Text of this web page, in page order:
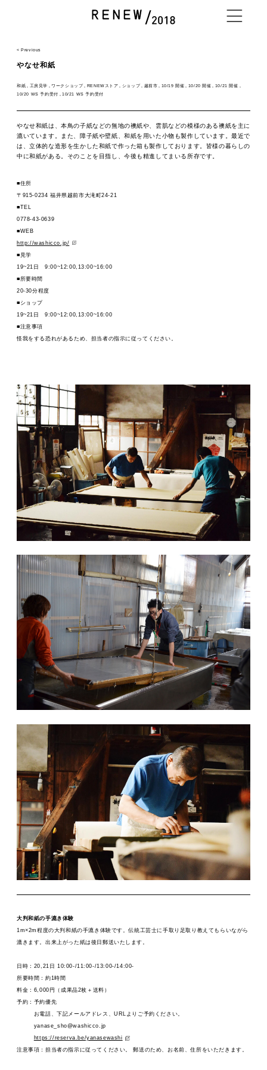
ABOUT
< Previous
やなせ和紙
和紙 工房見学 ワークショップ RENEWストア ショップ 越前市 10/19 開催 10/20 開催
10/21 開催
10/20 WS 予約受付
10/21 WS 予約受付
やなせ和紙は、本鳥の子紙などの無地の襖紙や、雲肌などの模様のある襖紙を主に
漉いています。また、障子紙や壁紙、和紙を用いた小物も製作しています。最近で
は、立体的な造形を生かした和紙で作った箱も製作しております。皆様の暮らしの
中に和紙がある。そのことを目指し、今後も精進してまいる所存です。
■住所
〒915-0234 福井県越前市大滝町24-21
■TEL
0778-43-0639
■WEB
http://washicco.jp/
■見学
19~21日 9:00~12:00,13:00~16:00
■所要時間
20-30分程度
■ショップ
19~21日 9:00~12:00,13:00~16:00
■注意事項
怪我をする恐れがあるため、担当者の指示に従ってください。
大判和紙の手漉き体験
1m×2m程度の大判和紙の手漉き体験です。伝統工芸士に手取り足取り教えてもらいながら
漉きます。出来上がった紙は後日郵送いたします。
日時：20,21日 10:00-/11:00-/13:00-/14:00-
所要時間：約1時間
料金：6,000円（成果品2枚＋送料）
予約：予約優先
お電話、下記メールアドレス、URLよりご予約ください。
yanase_sho@washicco.jp
https://reserva.be/yanasewashi
注意事項：担当者の指示に従ってください。 郵送のため、お名前、住所をいただきます。